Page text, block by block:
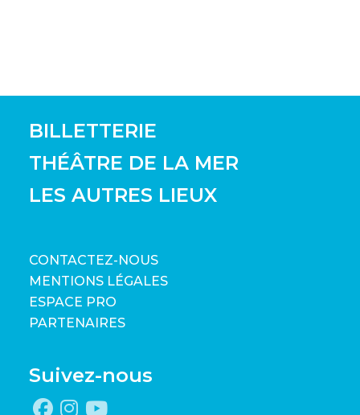
BILLETTERIE
THÉÂTRE DE LA MER
LES AUTRES LIEUX
CONTACTEZ-NOUS
MENTIONS LÉGALES
ESPACE PRO
PARTENAIRES
Suivez-nous